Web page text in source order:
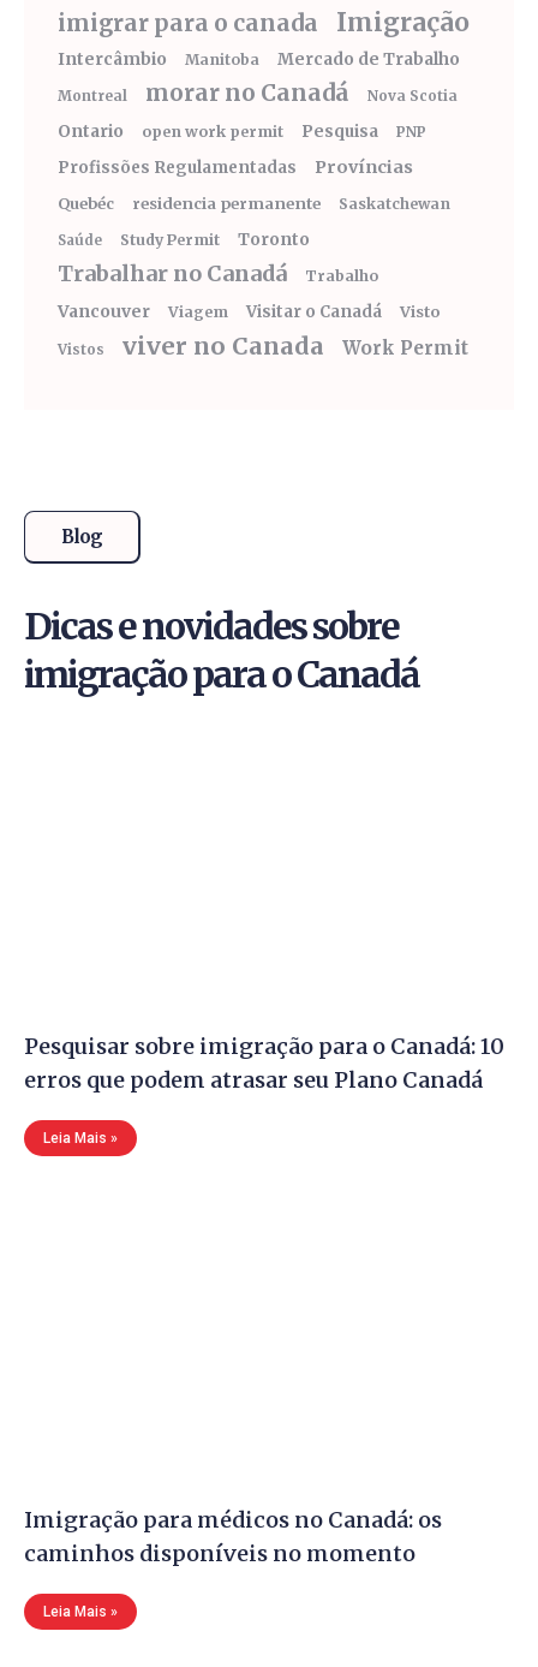
imigrar para o canada Imigração
Intercâmbio Manitoba Mercado de Trabalho
Montreal morar no Canadá Nova Scotia
Ontario open work permit Pesquisa PNP
Profissões Regulamentadas Províncias
Quebéc residencia permanente Saskatchewan
Saúde Study Permit Toronto
Trabalhar no Canadá Trabalho
Vancouver Viagem Visitar o Canadá Visto
Vistos viver no Canada Work Permit
Blog
Dicas e novidades sobre
imigração para o Canadá
Pesquisar sobre imigração para o Canadá: 10
erros que podem atrasar seu Plano Canadá
Leia Mais »
Imigração para médicos no Canadá: os
caminhos disponíveis no momento
Leia Mais »